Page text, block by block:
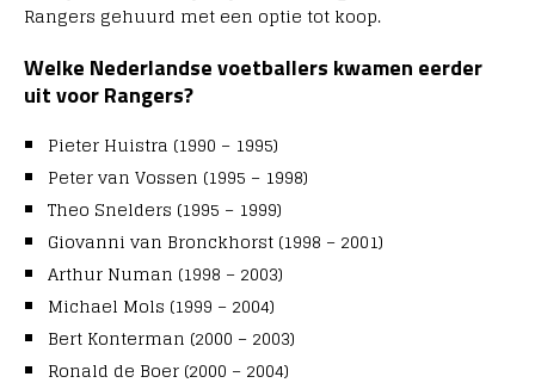
Rangers gehuurd met een optie tot koop.
Welke Nederlandse voetballers kwamen eerder
uit voor Rangers?
Pieter Huistra (1990 – 1995)
Peter van Vossen (1995 – 1998)
Theo Snelders (1995 – 1999)
Giovanni van Bronckhorst (1998 – 2001)
Arthur Numan (1998 – 2003)
Michael Mols (1999 – 2004)
Bert Konterman (2000 – 2003)
Ronald de Boer (2000 – 2004)